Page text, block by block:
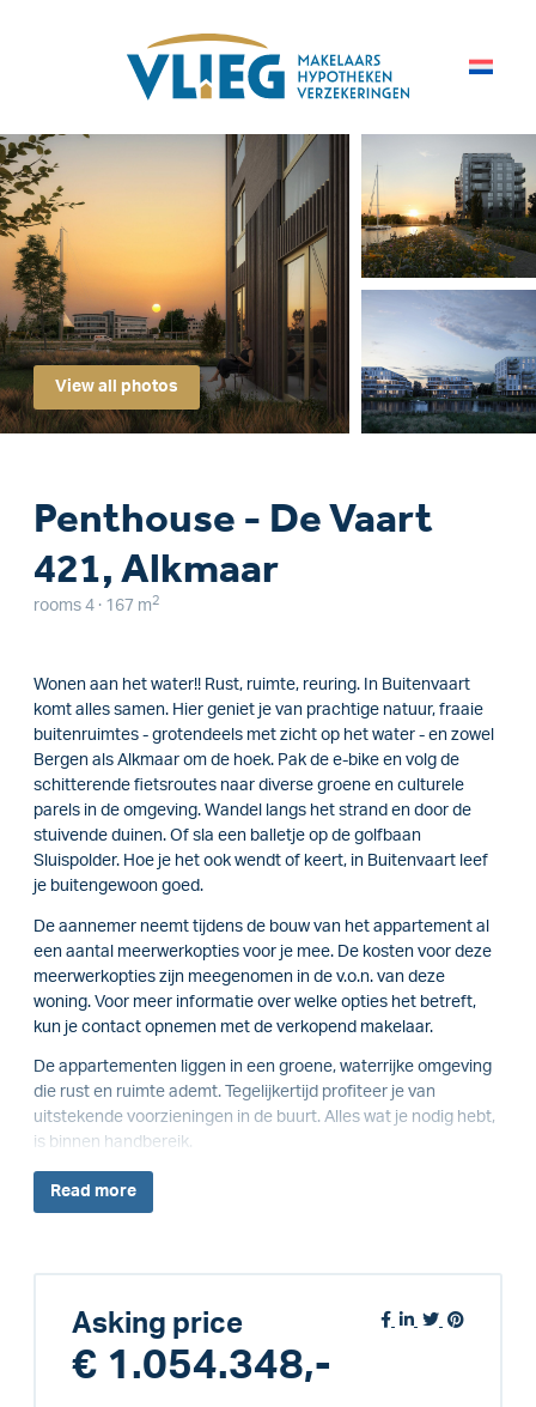
View all photos
Penthouse - De Vaart
421, Alkmaar
rooms 4 · 167 m 2
Wonen aan het water!! Rust, ruimte, reuring. In Buitenvaart
komt alles samen. Hier geniet je van prachtige natuur, fraaie
buitenruimtes - grotendeels met zicht op het water - en zowel
Bergen als Alkmaar om de hoek. Pak de e-bike en volg de
schitterende fietsroutes naar diverse groene en culturele
parels in de omgeving. Wandel langs het strand en door de
stuivende duinen. Of sla een balletje op de golfbaan
Sluispolder. Hoe je het ook wendt of keert, in Buitenvaart leef
je buitengewoon goed.
De aannemer neemt tijdens de bouw van het appartement al
een aantal meerwerkopties voor je mee. De kosten voor deze
meerwerkopties zijn meegenomen in de v.o.n. van deze
woning. Voor meer informatie over welke opties het betreft,
kun je contact opnemen met de verkopend makelaar.
De appartementen liggen in een groene, waterrijke omgeving
die rust en ruimte ademt. Tegelijkertijd profiteer je van
uitstekende voorzieningen in de buurt. Alles wat je nodig hebt,
is binnen handbereik.
Read more
Asking price
€ 1.054.348,-